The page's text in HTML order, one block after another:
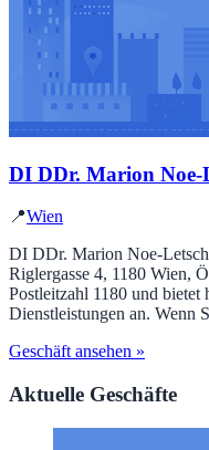
DI DDr. Marion Noe-
📍Wien
DI DDr. Marion Noe-
Riglergasse 4, 1180 Wien,
Postleitzahl 1180 und
Dienstleistungen an. Wenn
Geschäft ansehen »
Aktuelle Geschäfte